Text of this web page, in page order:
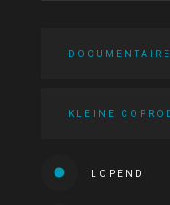
DOCUMENTAIRE
KLEINE
LOPEND